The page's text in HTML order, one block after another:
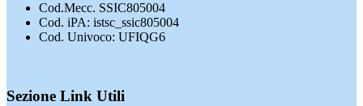
Cod.Mecc. SSIC805004
Cod. iPA: istsc_ssic805004
Cod. Univoco: UFIQG6
Sezione Link Utili